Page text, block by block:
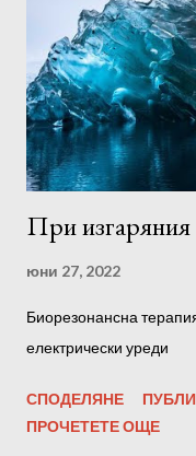
При
юни 27, 2022
Биорезонансна
електрически уреди
СПОДЕЛЯНЕ
ПРОЧЕТЕТЕ ОЩЕ